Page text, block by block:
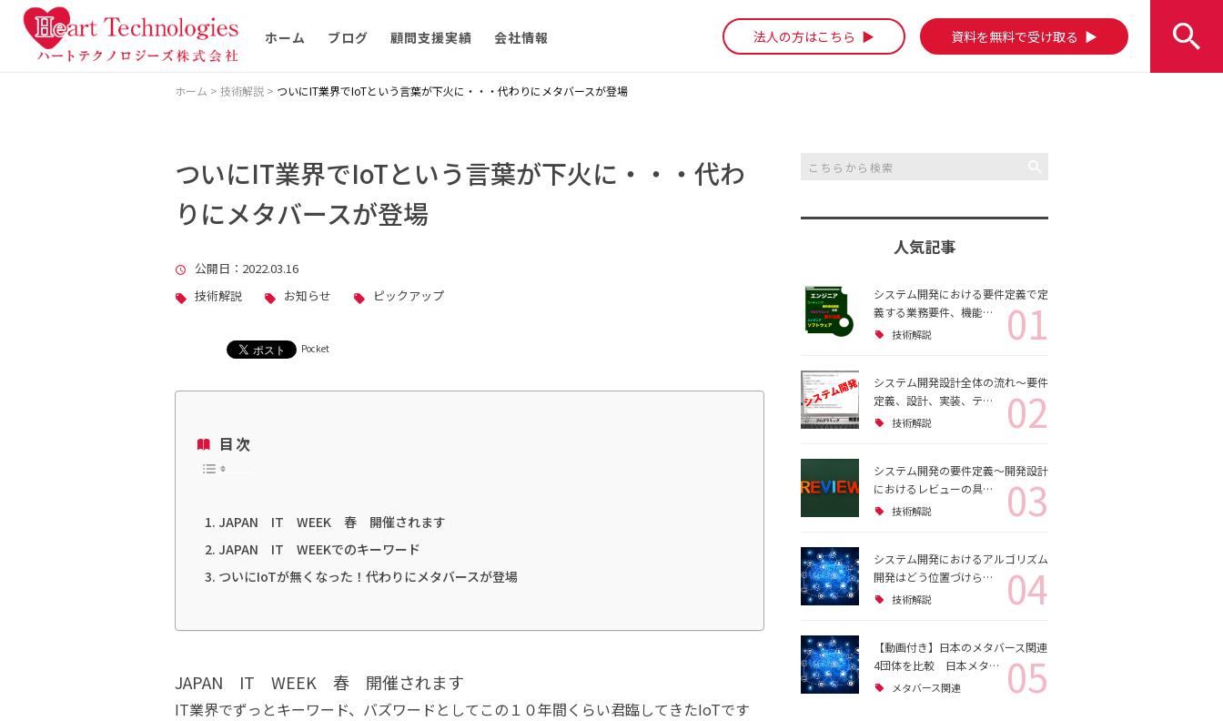
ホーム ブログ 顧問支援実績 会社情報 法人の方はこちら 資料を無料で受け取る
ホーム > 技術解説 > ついにIT業界でIoTという言葉が下火に・・・代わりにメタバースが登場
ついにIT業界でIoTという言葉が下火に・・・代わ
りにメタバースが登場
公開日 ：2022.03.16
技術解説
お知らせ ピックアップ
Pocket
目次
JAPAN IT WEEK 春 開催されます
JAPAN IT WEEKでのキーワード
ついにIoTが無くなった！代わりにメタバースが登場
JAPAN IT WEEK 春 開催されます
IT業界でずっとキーワード、バズワードとしてこの１０年間くらい君臨してきたIoTです
人気記事
システム開発における要件定義で定
義する業務要件、機能…
技術解説 01
システム開発設計全体の流れ～要件
定義、設計、実装、テ…
技術解説 02
システム開発の要件定義～開発設計
におけるレビューの具…
技術解説 03
システム開発におけるアルゴリズム
開発はどう位置づけら…
技術解説 04
【動画付き】日本のメタバース関連
4団体を比較 日本メタ…
メタバース関連 05